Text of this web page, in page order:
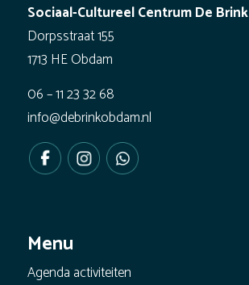
Sociaal-Cultureel Centrum De Brink
Dorpsstraat 155
1713 HE Obdam
06 – 11 23 32 68
info@debrinkobdam.nl
Menu
Agenda activiteiten